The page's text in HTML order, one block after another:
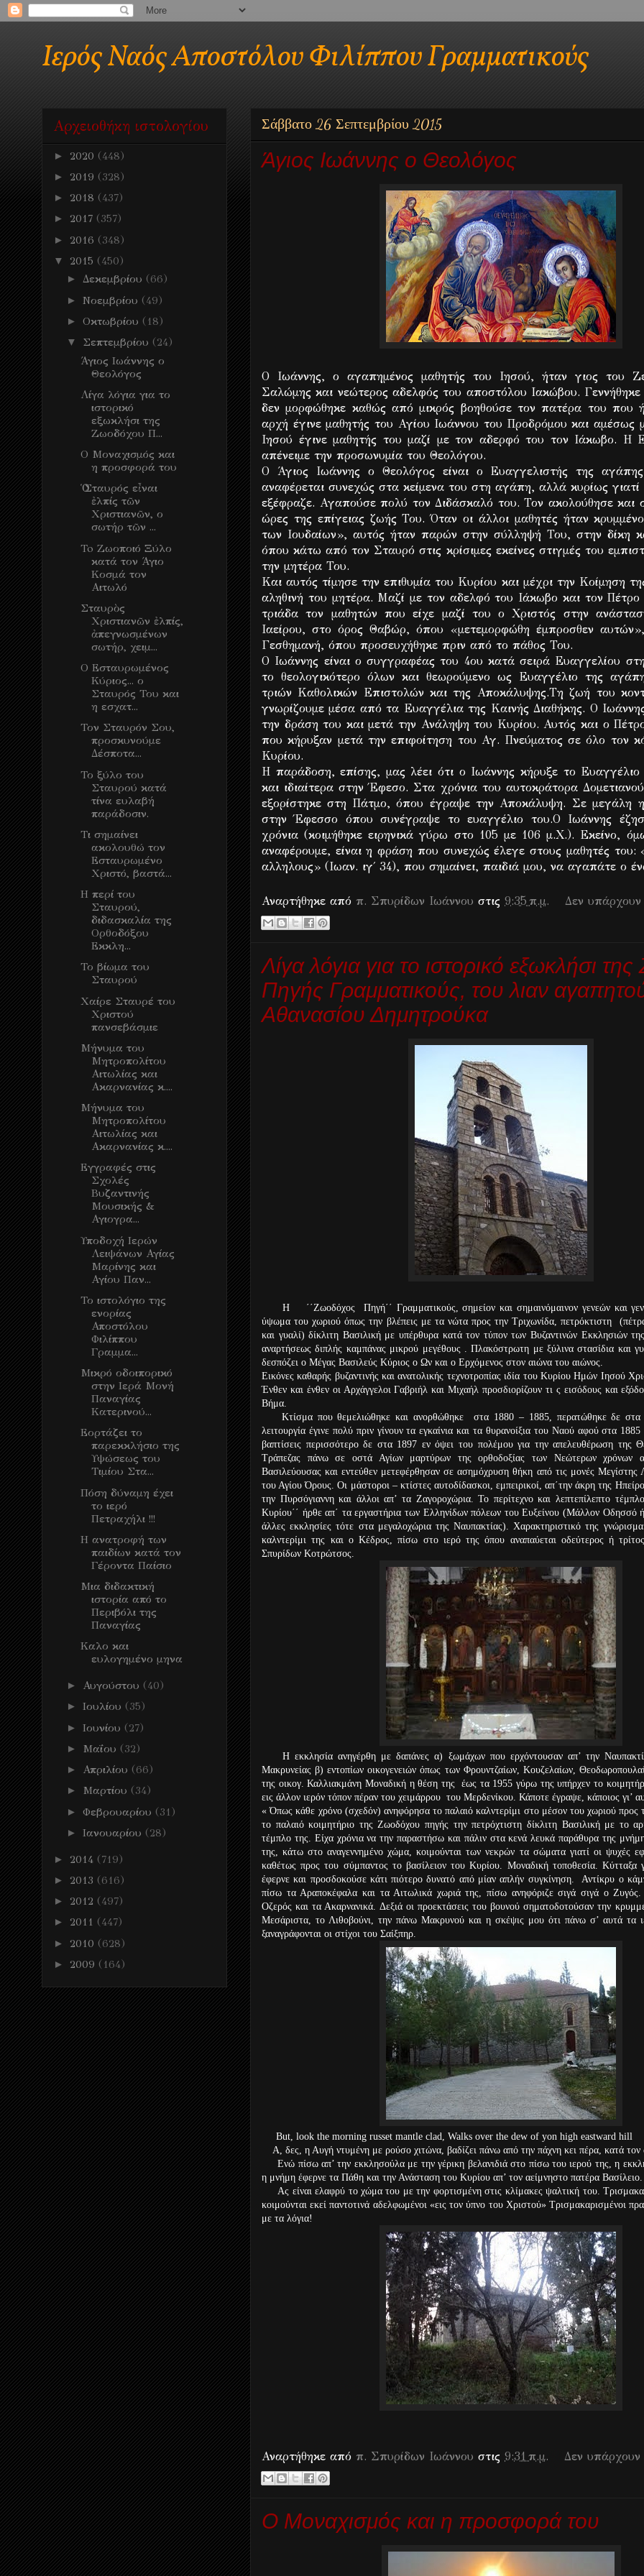
Ιερός Ναός Αποστόλου Φιλίππου Γραμματικούς
Σάββατο 26 Σεπτεμβρίου 2015
Άγιος Ιωάννης ο Θεολόγος
Ο Ιωάννης, ο αγαπημένος μαθητής του Ιησού, ήταν γιος του
Σαλώμης και νεώτερος αδελφός του αποστόλου Ιακώβου. Γεννήθηκε
δεν μορφώθηκε καθώς από μικρός βοηθούσε τον πατέρα του που
αρχή έγινε μαθητής του Αγίου Ιωάννου του Προδρόμου και αμέσως
Ιησού έγινε μαθητής του μαζί με τον αδερφό του τον Ιάκωβο. Η
απένειμε την προσωνυμία του Θεολόγου.
Ο Άγιος Ιωάννης ο Θεολόγος είναι ο Ευαγγελιστής της
αναφέρεται συνεχώς στα κείμενα του στη αγάπη, αλλά κυρίως γιατί
εξέφραζε. Αγαπούσε πολύ τον Διδάσκαλό του. Τον ακολούθησε και
ώρες της επίγειας ζωής Του. Όταν οι άλλοι μαθητές ήταν
των Ιουδαίων», αυτός ήταν παρών στην σύλληψή Του, στην δίκη
όπου κάτω από τον Σταυρό στις κρίσιμες εκείνες στιγμές του
την μητέρα Του.
Και αυτός τίμησε την επιθυμία του Κυρίου και μέχρι την Κοίμηση
αληθινή του μητέρα. Μαζί με τον αδελφό του Ιάκωβο και τον
τριάδα τον μαθητών που είχε μαζί του ο Χριστός στην
Ιαείρου, στο όρος Θαβώρ, όπου «μετεμορφώθη έμπροσθεν
Γεσθημανή, όπου προσευχήθηκε πριν από το πάθος Του.
Ο Ιωάννης είναι ο συγγραφέας του 4ου κατά σειρά Ευαγγελίου
το θεολογικότερο όλων και θεωρούμενο ως Ευαγγέλιο της
τριών Καθολικών Επιστολών και της Αποκάλυψης.Τη ζωή του
γνωρίζουμε μέσα από τα Ευαγγέλια της Καινής Διαθήκης. Ο
την δράση του και μετά την Ανάληψη του Κυρίου. Αυτός και ο
που κήρυξαν μετά την επιφοίτηση του Αγ. Πνεύματος σε όλο τον
Κυρίου.
Η παράδοση, επίσης, μας λέει ότι ο Ιωάννης κήρυξε το
και ιδιαίτερα στην Έφεσο. Στα χρόνια του αυτοκράτορα
εξορίστηκε στη Πάτμο, όπου έγραψε την Αποκάλυψη. Σε μεγάλη
στην Έφεσσο όπου συνέγραψε το ευαγγέλιο του.Ο Ιωάννης
χρόνια (κοιμήθηκε ειρηνικά γύρω στο 105 με 106 μ.Χ.). Εκείνο,
αναφέρουμε, είναι η φράση που συνεχώς έλεγε στους μαθητές του:
αλληλους» (Ιωαν. ιγ΄ 34), που σημαίνει, παιδιά μου, να αγαπάτε ο
Αναρτήθηκε από π. Σπυρίδων Ιωάννου στις 9:35 π.μ. Δεν
Λίγα λόγια για το ιστορικό εξωκλήσι
Πηγής Γραμματικούς, του λιαν
Αθανασίου Δημητρούκα
Η ΄΄Ζωοδόχος
Πηγή΄΄ Γραμματικούς, σημείον και σημαινόμαινον γενεών και
ύψωμα του χωριού όπως την βλέπεις με τα νώτα προς την Τριχωνίδα, πετρόκτιστη
και γυαλί) δίκλιτη Βασιλική με υπέρθυρα κατά τον τύπον των Βυζαντινών Εκκλησιών
αναρτήσεως διπλής καμπάνας μικρού μεγέθους . Πλακόστρωτη με ξύλινα στασίδια και
δεσπόζει ο Μέγας Βασιλεύς Κύριος ο Ων και ο Ερχόμενος στον αιώνα του αιώνος.
Εικόνες καθαρής βυζαντινής και ανατολικής τεχνοτροπίας ιδία του Κυρίου Ημών Ιησού
Ένθεν και ένθεν οι Αρχάγγελοι Γαβριήλ και Μιχαήλ προσδιορίζουν τι ς εισόδους και
Βήμα.
Κτίσμα που θεμελιώθηκε και ανορθώθηκε στα 1880 – 1885, περατώθηκε δε
λειτουργία έγινε πολύ πριν γίνουν τα εγκαίνια και τα θυρανοίξια του Ναού αφού στα
βαπτίσεις περισσότερο δε στα 1897 εν όψει του πολέμου για την απελευθέρωση της
Τράπεζας πάνω σε οστά Αγίων μαρτύρων της ορθοδοξίας των Νεώτερων χρόνων
Βασιλεύουσας και εντεύθεν μετεφέρθησαν σε ασημόχρυση θήκη από τις μονές Μεγίστης
του Αγίου Όρους. Οι μάστοροι – κτίστες αυτοδίδασκοι, εμπειρικοί, απ΄την άκρη της
την Πυρσόγιαννη και άλλοι απ’ τα Ζαγοροχώρια. Το περίτεχνο και λεπτεπίλεπτο
Κυρίου΄΄ ήρθε απ΄ τα εργαστήρια των Ελληνίδων πόλεων του Ευξείνου (Μάλλον Οδησσό
άλλες εκκλησίες τότε στα μεγαλοχώρια της Ναυπακτίας). Χαρακτηριστικό της
καλντερίμι της και ο Κέδρος, πίσω στο ιερό της όπου αναπαύεται οδεύτερος ή
Σπυρίδων Κοτρώτσος.
Η εκκλησία ανηγέρθη με δαπάνες α) ξωμάχων που ερχόντουσαν απ’ την
Μακρυνείας β) εντοπίων οικογενειών όπως των Φρουντζαίων, Κουζελαίων,
της οικογ. Καλλιακμάνη Μοναδική η θέση της έως τα 1955 γύρω της υπήρχεν το
εις άλλον ιερόν τόπον πέραν του χειμάρρου του Μερδενίκου. Κάποτε έγραψε, κάποιος γι’
« Όπως κάθε χρόνο (σχεδόν) ανηφόρησα το παλαιό καλντερίμι στο μέσον του χωριού προς
το παλαιό κοιμητήριο της Ζωοδόχου πηγής την πετρόχτιστη δίκλιτη Βασιλική με το
τέμπλο της. Είχα χρόνια να την παραστήσω και πάλιν στα κενά λευκά παράθυρα της
της, κάτω στο αναγεννημένο χώμα, κοιμούνται των νεκρών τα σώματα γιατί οι ψυχές
καθέτως προς του σύμπαντος το βασίλειον του Κυρίου. Μοναδική τοποθεσία.
έφερνε και προσδοκούσε κάτι πιότερο δυνατό από μίαν απλήν συγκίνηση. Αντίκρυ ο
πίσω τα Αραποκέφαλα και τα Αιτωλικά χωριά της, πίσω ανηφόριζε σιγά σιγά ο Ζυγός.
Οζερός και τα Ακαρνανικά. Δεξιά οι προεκτάσεις του βουνού σηματοδοτούσαν την
Μεσάριστα, το Λιθοβούνι, την πάνω Μακρυνού και η σκέψις μου ότι πάνω σ’ αυτά τα
ξαναγράφονται οι στίχοι του Σαίξπηρ.
But, look the morning russet mantle clad, Walks over the dew of yon high eastward hill
A, δες, η Αυγή ντυμένη με ρούσο χιτώνα, βαδίζει πάνω από την πάχνη κει πέρα, κατά
Ενώ πίσω απ’ την εκκλησούλα με την γέρικη βελανιδιά στο πίσω του ιερού της, η
η μνήμη έφερνε τα Πάθη και την Ανάσταση του Κυρίου απ’ τον αείμνηστο πατέρα Βασίλειο.
Ας είναι ελαφρύ το χώμα του με την φορτισμένη στις κλίμακες ψαλτική του.
κοιμούνται εκεί παντοτινά αδελφωμένοι «εις τον ύπνο του Χριστού» Τρισμακαρισμένοι
με τα λόγια!
Αναρτήθηκε από π. Σπυρίδων Ιωάννου στις 9:31 π.μ. Δεν
Ο Μοναχισμός και η προσφορά του
Αρχειοθήκη ιστολογίου
► 2020 (448)
► 2019 (328)
► 2018 (437)
► 2017 (357)
► 2016 (348)
▼ 2015 (450)
► Δεκεμβρίου (66)
► Νοεμβρίου (49)
► Οκτωβρίου (18)
▼ Σεπτεμβρίου (24)
Άγιος Ιωάννης ο
Θεολόγος
Λίγα λόγια για το
ιστορικό
εξωκλήσι της
Ζωοδόχου Π...
Ο Μοναχισμός και
η προσφορά του
Ὁ Σταυρός εἶναι
ἐλπίς τῶν
Χριστιανῶν, ο
σωτήρ τῶν ...
To Ζωοποιό Ξύλο
κατά τον Άγιο
Κοσμά τον
Αιτωλό
Σταυρὸς
Χριστιανῶν ἐλπίς,
ἀπεγνωσμένων
σωτήρ, χειμ...
Ο Εσταυρωμένος
Κύριος... ο
Σταυρός Του και
η εσχατ...
Τον Σταυρόν Σου,
προσκυνούμε
Δέσποτα...
Το ξύλο του
Σταυρού κατά
τίνα ευλαβή
παράδοσιν.
Τι σημαίνει
ακολουθώ τον
Εσταυρωμένο
Χριστό, βαστά...
H περί του
Σταυρού,
διδασκαλία της
Ορθοδόξου
Εκκλη...
Το βίωμα του
Σταυρού
Χαίρε Σταυρέ του
Χριστού
πανσεβάσμιε
Μήνυμα του
Μητροπολίτου
Αιτωλίας και
Ακαρνανίας κ....
Μήνυμα του
Μητροπολίτου
Αιτωλίας και
Ακαρνανίας κ....
Εγγραφές στις
Σχολές
Βυζαντινής
Μουσικής &
Αγιογρα...
Υποδοχή Ιερών
Λειψάνων Αγίας
Μαρίνης και
Αγίου Παν...
Το ιστολόγιο της
ενορίας
Αποστόλου
Φιλίππου
Γραμμα...
Μικρό οδοιπορικό
στην Ιερά Μονή
Παναγίας
Κατερινού...
Εορτάζει το
παρεκκλήσιο της
Υψώσεως του
Τιμίου Στα...
Πόση δύναμη έχει
το ιερό
Πετραχήλι !!!
Η ανατροφή των
παιδίων κατά τον
Γέροντα Παίσιο
Μια διδακτική
ιστορία από το
Περιβόλι της
Παναγίας
Καλο και
ευλογημένο μηνα
► Αυγούστου (40)
► Ιουλίου (35)
► Ιουνίου (27)
► Μαΐου (32)
► Απριλίου (66)
► Μαρτίου (34)
► Φεβρουαρίου (31)
► Ιανουαρίου (28)
► 2014 (719)
► 2013 (616)
► 2012 (497)
► 2011 (447)
► 2010 (628)
► 2009 (164)